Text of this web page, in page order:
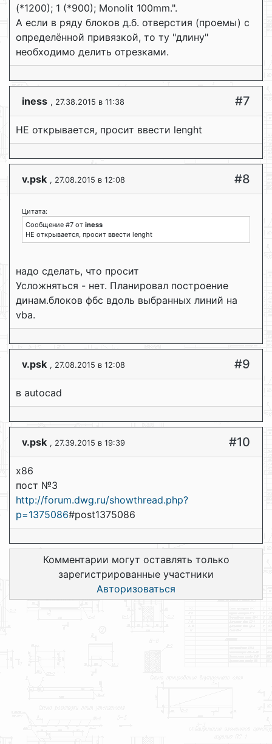
(*1200); 1 (*900); Monolit 100mm.".
А если в ряду блоков д.б. отверстия (проемы) с
определённой привязкой, то ту "длину"
необходимо делить отрезками.
iness , 27.38.2015 в 11:38 #7
НЕ открывается, просит ввести lenght
v.psk , 27.08.2015 в 12:08 #8
Цитата:
Сообщение #7 от iness
НЕ открывается, просит ввести lenght
надо сделать, что просит
Усложняться - нет. Планировал построение
динам.блоков фбс вдоль выбранных линий на
vba.
v.psk , 27.08.2015 в 12:08 #9
в autocad
v.psk , 27.39.2015 в 19:39 #10
х86
пост №3
http://forum.dwg.ru/showthread.php?
p=1375086#post1375086
Комментарии могут оставлять только
зарегистрированные участники
Авторизоваться